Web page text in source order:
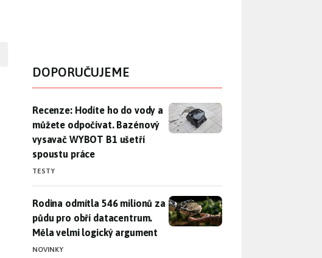
DOPORUČUJEME
Recenze: Hodíte ho do vody a můžete odpočívat. Bazénový
Recenze: Hodíte ho do vody a
můžete odpočívat. Bazénový
vysavač WYBOT B1 ušetří
spoustu práce
TESTY
Rodina odmítla 546 milionů za půdu pro obří datacentrum. Měla
Rodina odmítla 546 milionů za
půdu pro obří datacentrum.
Měla velmi logický argument
NOVINKY